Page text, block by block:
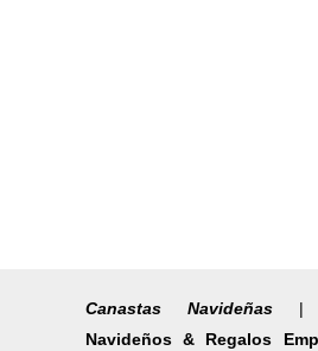
Canastas Navideñas
Navideños & Regalos